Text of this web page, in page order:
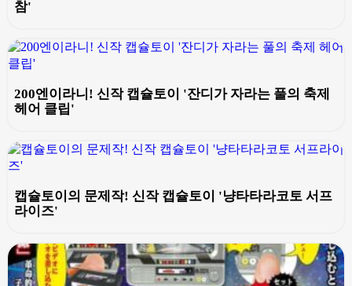
참'
200엔이라니! 신작 캡슐토이 '잔디가 자라는 풀의 축제
헤어 클립'
캡슐토이의 문제작! 신작 캡슐토이 '냥타타라코토 서프
라이즈'